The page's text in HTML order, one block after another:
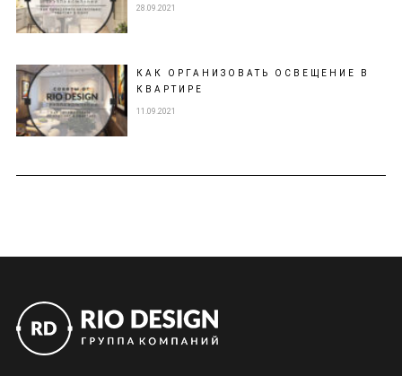
28.09.2021
КАК ОРГАНИЗОВАТЬ ОСВЕЩЕНИЕ В
КВАРТИРЕ
11.09.2021